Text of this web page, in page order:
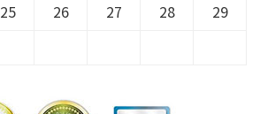
25 26 27 28 29